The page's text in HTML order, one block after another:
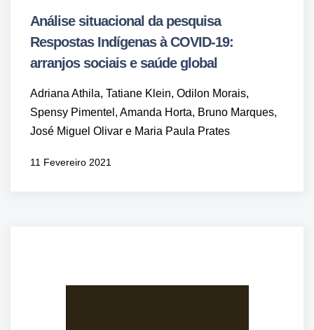
Análise situacional da pesquisa
Respostas Indígenas à COVID-19:
arranjos sociais e saúde global
Adriana Athila, Tatiane Klein, Odilon Morais,
Spensy Pimentel, Amanda Horta, Bruno Marques,
José Miguel Olivar e Maria Paula Prates
11 Fevereiro 2021